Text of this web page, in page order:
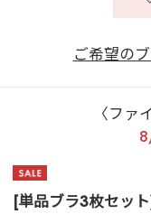
ご希望の
〈ファ
[単品ブラ3枚セッ